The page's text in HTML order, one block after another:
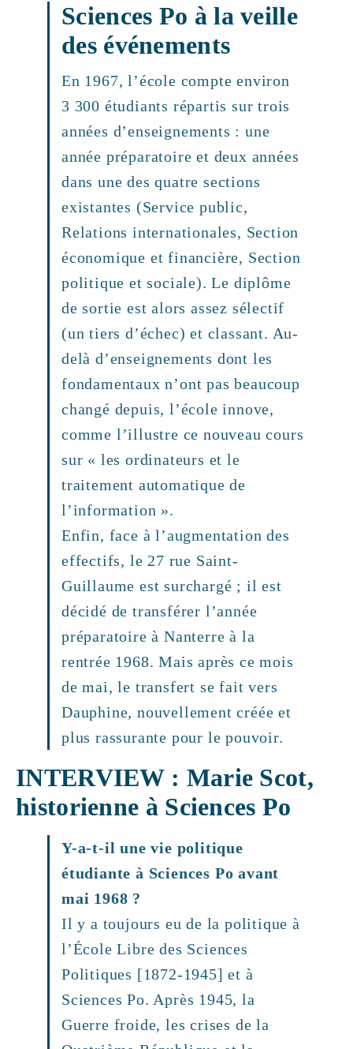
Sciences Po à la veille
des événements
En 1967, l’école compte environ
3 300 étudiants répartis sur trois
années d’enseignements : une
année préparatoire et deux années
dans une des quatre sections
existantes (Service public,
Relations internationales, Section
économique et financière, Section
politique et sociale). Le diplôme
de sortie est alors assez sélectif
(un tiers d’échec) et classant. Au-
delà d’enseignements dont les
fondamentaux n’ont pas beaucoup
changé depuis, l’école innove,
comme l’illustre ce nouveau cours
sur « les ordinateurs et le
traitement automatique de
l’information ».
Enfin, face à l’augmentation des
effectifs, le 27 rue Saint-
Guillaume est surchargé ; il est
décidé de transférer l’année
préparatoire à Nanterre à la
rentrée 1968. Mais après ce mois
de mai, le transfert se fait vers
Dauphine, nouvellement créée et
plus rassurante pour le pouvoir.
INTERVIEW : Marie Scot,
historienne à Sciences Po
Y-a-t-il une vie politique
étudiante à Sciences Po avant
mai 1968 ?
Il y a toujours eu de la politique à
l’École Libre des Sciences
Politiques [1872-1945] et à
Sciences Po. Après 1945, la
Guerre froide, les crises de la